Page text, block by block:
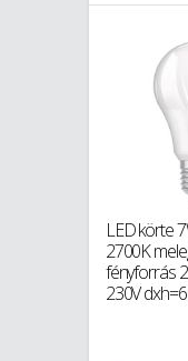
LED körte
2700K
fényforrás
230V